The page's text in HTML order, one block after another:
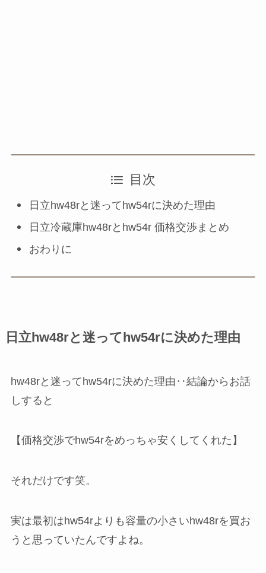
目次
日立hw48rと迷ってhw54rに決めた理由
日立冷蔵庫hw48rとhw54r 価格交渉まとめ
おわりに
日立hw48rと迷ってhw54rに決めた理由
hw48rと迷ってhw54rに決めた理由‥結論からお話
しすると
【価格交渉でhw54rをめっちゃ安くしてくれた】
それだけです笑。
実は最初はhw54rよりも容量の小さいhw48rを買お
うと思っていたんですよね。